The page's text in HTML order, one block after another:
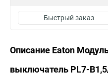
Быстрый заказ
Описание Eaton
выключатель PL7-